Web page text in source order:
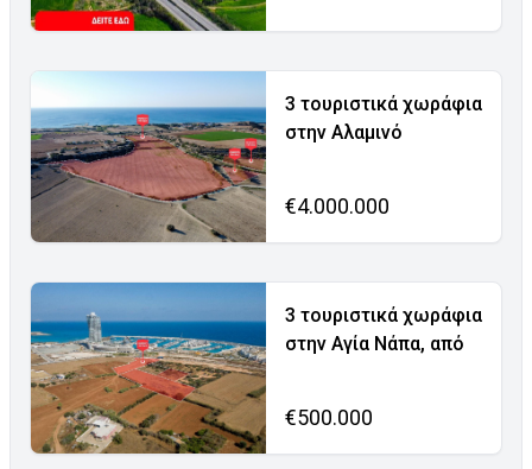
3 τουριστικά χωράφια
στην Αλαμινό
€4.000.000
3 τουριστικά χωράφια
στην Αγία Νάπα, από
€500.000